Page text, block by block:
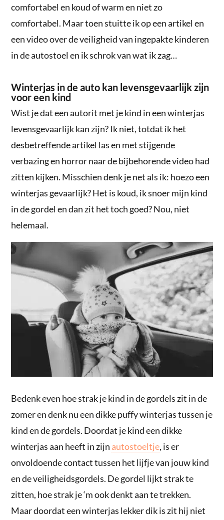
comfortabel en koud of warm en niet zo
comfortabel. Maar toen stuitte ik op een artikel en
een video over de veiligheid van ingepakte kinderen
in de autostoel en ik schrok van wat ik zag…
Winterjas in de auto kan levensgevaarlijk zijn
voor een kind
Wist je dat een autorit met je kind in een winterjas
levensgevaarlijk kan zijn? Ik niet, totdat ik het
desbetreffende artikel las en met stijgende
verbazing en horror naar de bijbehorende video had
zitten kijken. Misschien denk je net als ik: hoezo een
winterjas gevaarlijk? Het is koud, ik snoer mijn kind
in de gordel en dan zit het toch goed? Nou, niet
helemaal.
Bedenk even hoe strak je kind in de gordels zit in de
zomer en denk nu een dikke puffy winterjas tussen je
kind en de gordels. Doordat je kind een dikke
winterjas aan heeft in zijn autostoeltje, is er
onvoldoende contact tussen het lijfje van jouw kind
en de veiligheidsgordels. De gordel lijkt strak te
zitten, hoe strak je ‘m ook denkt aan te trekken.
Maar doordat een winterjas lekker dik is zit hij niet